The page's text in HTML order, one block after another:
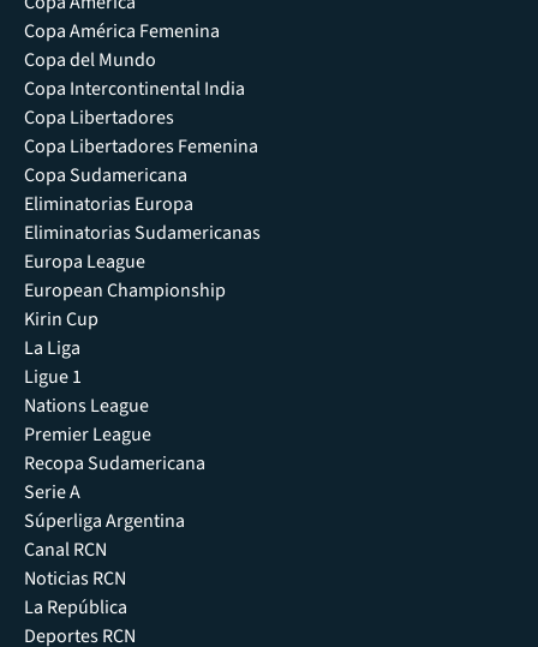
Copa América Femenina
Copa del Mundo
Copa Intercontinental India
Copa Libertadores
Copa Libertadores Femenina
Copa Sudamericana
Eliminatorias Europa
Eliminatorias Sudamericanas
Europa League
European Championship
Kirin Cup
La Liga
Ligue 1
Nations League
Premier League
Recopa Sudamericana
Serie A
Súperliga Argentina
Canal RCN
Noticias RCN
La República
Deportes RCN